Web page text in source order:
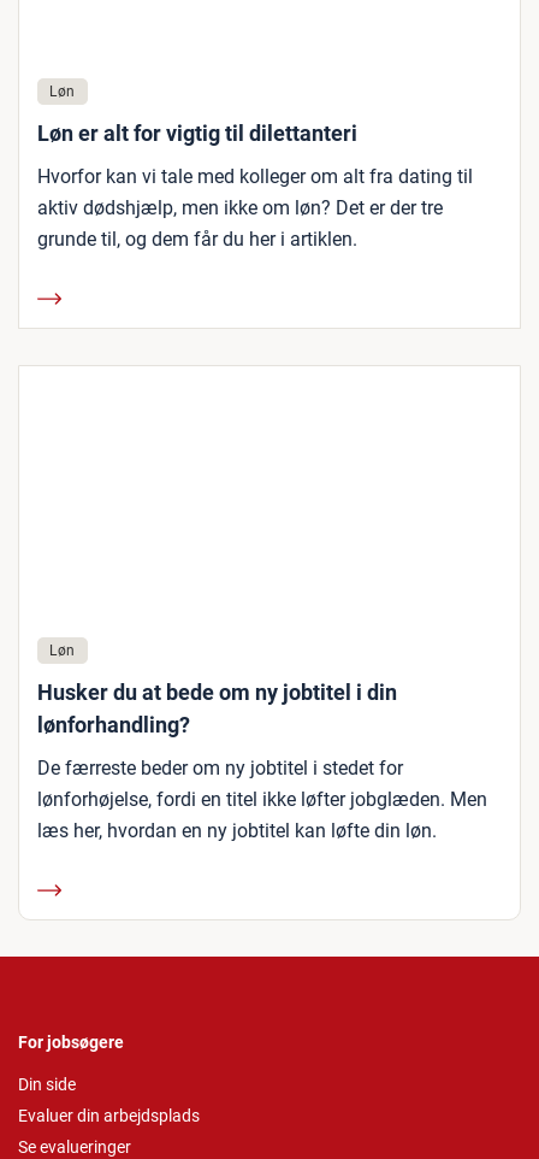
Løn
Løn er alt for vigtig til dilettanteri
Hvorfor kan vi tale med kolleger om alt fra dating til
aktiv dødshjælp, men ikke om løn? Det er der tre
grunde til, og dem får du her i artiklen.
Løn
Husker du at bede om ny jobtitel i din
lønforhandling?
De færreste beder om ny jobtitel i stedet for
lønforhøjelse, fordi en titel ikke løfter jobglæden. Men
læs her, hvordan en ny jobtitel kan løfte din løn.
For jobsøgere
Din side
Evaluer din arbejdsplads
Se evalueringer